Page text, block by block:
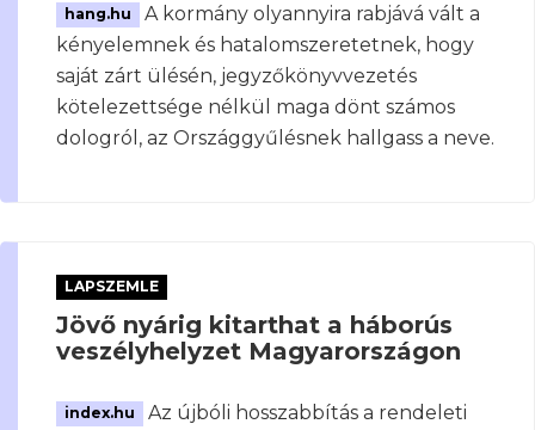
hang.hu
A kormány olyannyira rabjává vált a
kényelemnek és hatalomszeretetnek, hogy
saját zárt ülésén, jegyzőkönyvvezetés
kötelezettsége nélkül maga dönt számos
dologról, az Országgyűlésnek hallgass a neve.
LAPSZEMLE
Jövő nyárig kitarthat a háborús
veszélyhelyzet Magyarországon
index.hu
Az újbóli hosszabbítás a rendeleti